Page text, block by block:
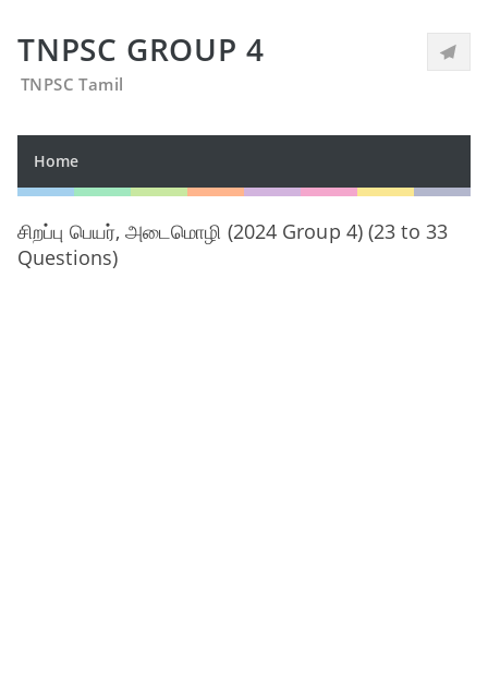
TNPSC GROUP 4
TNPSC Tamil
Home
சிறப்பு பெயர், அடைமொழி (2024 Group 4) (23 to 33
Questions)